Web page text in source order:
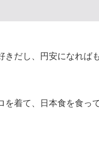
だし、円安になれば
着て、日本食を食っ